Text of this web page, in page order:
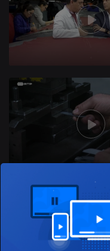
474528